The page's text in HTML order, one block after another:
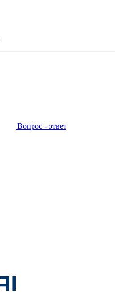
Вопрос - ответ